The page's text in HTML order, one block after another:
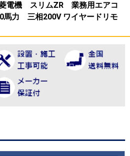
電機 スリムZR 業務用エアコ
馬力 三相200V ワイヤードリモ